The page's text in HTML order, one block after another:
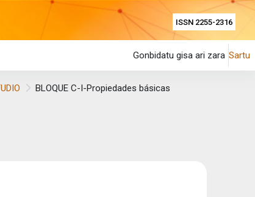
ISSN 2255-2316
Gonbidatu gisa ari zara Sartu
BLOQUE C-I-Propiedades básicas